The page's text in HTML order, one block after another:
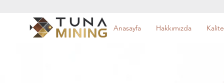
Anasayfa Hakkımızda